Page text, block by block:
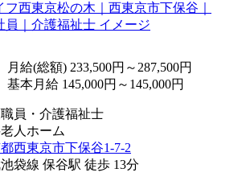
月給(総額) 233,500円～287,500円
基本月給 145,000円～145,000円
員・介護福祉士
人ホーム
西東京市下保谷1-7-2
袋線 保谷駅 徒歩 13分